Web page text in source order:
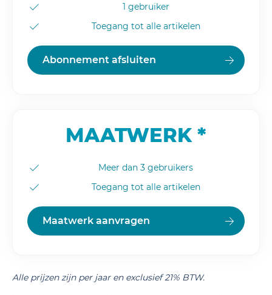
1 gebruiker
Toegang tot alle artikelen
Abonnement afsluiten
MAATWERK *
Meer dan 3 gebruikers
Toegang tot alle artikelen
Maatwerk aanvragen
Alle prijzen zijn per jaar en exclusief 21% BTW.